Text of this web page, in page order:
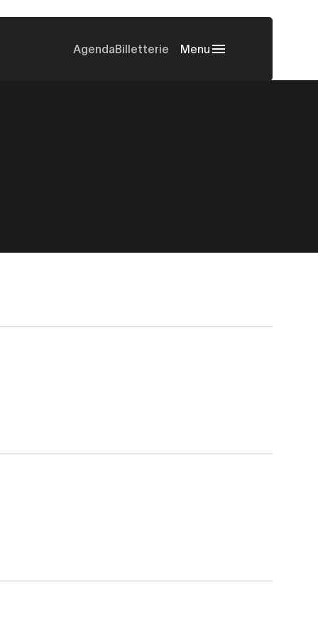
AgendaBilletterie Menu